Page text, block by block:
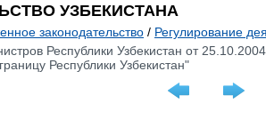
УЗБЕКИСТАНА
законодательство / Регулирование
Республики Узбекистан от
Республики Узбекистан"